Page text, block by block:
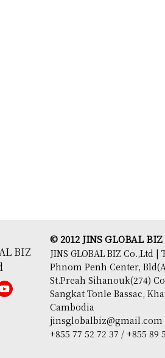
© 2012 JINS GLOBAL
JINS GLOBAL BIZ Co.,Ltd |
Phnom Penh Center,
St.Preah Sihanouk(274)
Sangkat Tonle Bassac,
Cambodia
jinsglobalbiz@gmail.com
+855 77 52 72 37 / +855 89